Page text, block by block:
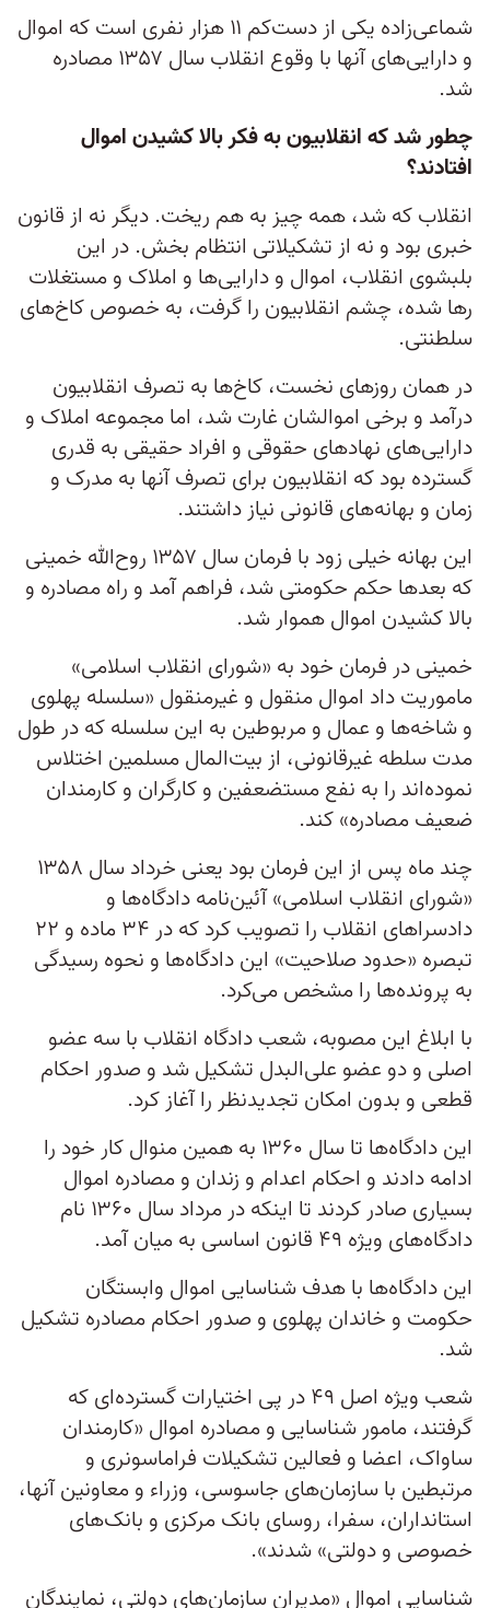
شماعی‌زاده یکی از دست‌کم ۱۱ هزار نفری است که اموال
و دارایی‌های آنها با وقوع انقلاب سال ۱۳۵۷ مصادره
شد.
چطور شد که انقلابیون به فکر بالا کشیدن اموال
افتادند؟
انقلاب که شد، همه چیز به هم ریخت. دیگر نه از قانون
خبری بود و نه از تشکیلاتی انتظام‌ بخش. در این
بلبشوی انقلاب، اموال و دارایی‌ها و املاک و مستغلات
رها شده، چشم انقلابیون را گرفت، به خصوص کاخ‌های
سلطنتی.
در همان روز‌های نخست، کاخ‌ها به تصرف انقلابیون
درآمد و برخی اموالشان غارت شد، اما مجموعه املاک و
دارایی‌های نهاد‌های حقوقی و افراد حقیقی به قدری
گسترده بود که انقلابیون برای تصرف آنها به مدرک و
زمان و بهانه‌های قانونی نیاز داشتند.
این بهانه خیلی زود با فرمان سال ۱۳۵۷ روح‌الله خمینی
که بعد‌ها حکم حکومتی شد، فراهم آمد و راه مصادره و
بالا کشیدن اموال هموار شد.
خمینی در فرمان خود به «شورای انقلاب اسلامی»
ماموریت داد اموال منقول و غیرمنقول «سلسله پهلوی
و شاخه‌ها و عمال و مربوطین به این سلسله که در طول
مدت سلطه غیرقانونی، از بیت‌المال مسلمین اختلاس
نموده‌اند را به نفع مستضعفین و کارگران و کارمندان
ضعیف مصادره» کند.
چند ماه پس از این فرمان بود یعنی خرداد سال ۱۳۵۸
«شورای انقلاب اسلامی» آئین‌نامه دادگاه‌ها و
دادسراهای انقلاب را تصویب کرد که در ۳۴ ماده و ۲۲
تبصره «حدود صلاحیت» این دادگاه‌ها و نحوه رسیدگی
به پرونده‌ها را مشخص می‌کرد.
با ابلاغ این مصوبه، شعب دادگاه انقلاب با سه عضو
اصلی و دو عضو علی‌البدل تشکیل شد و صدور احکام
قطعی و بدون امکان تجدید‌نظر را آغاز کرد.
این دادگاه‌ها تا سال ۱۳۶۰ به همین منوال کار خود را
ادامه دادند و احکام اعدام و زندان و مصادره اموال
بسیاری صادر کردند تا اینکه در مرداد سال ۱۳۶۰ نام
دادگاه‌‌های ویژه ۴۹ قانون اساسی به میان آمد.
این دادگاه‌ها با هدف شناسایی اموال وابستگان
حکومت و خاندان پهلوی و صدور احکام مصادره تشکیل
شد.
شعب ویژه اصل ۴۹ در پی اختیارات گسترده‌ای که
گرفتند، مامور شناسایی و مصادره اموال «کارمندان
ساواک، اعضا و فعالین تشکیلات فراماسونری و
مرتبطین با سازمان‌های جاسوسی، وزراء و معاونین آنها،
استانداران، سفرا، روسای بانک مرکزی و بانک‌های
خصوصی و دولتی» شدند».
شناسایی اموال «مدیران سازمان‌های دولتی، نمایندگان